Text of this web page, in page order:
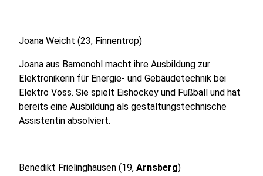
Joana Weicht (23, Finnentrop)
Joana aus Bamenohl macht ihre Ausbildung zur
Elektronikerin für Energie- und Gebäudetechnik bei
Elektro Voss. Sie spielt Eishockey und Fußball und hat
bereits eine Ausbildung als gestaltungstechnische
Assistentin absolviert.
Benedikt Frielinghausen (19, Arnsberg)